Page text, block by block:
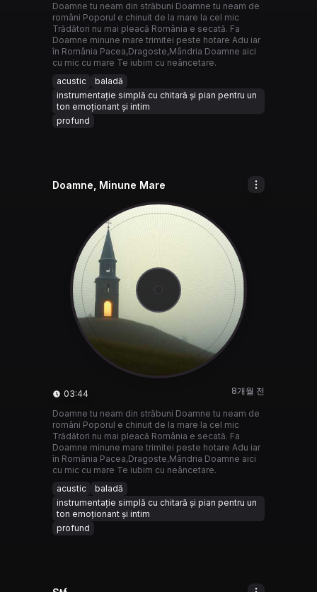
Doamne tu neam din străbuni Doamne tu neam de
români Poporul e chinuit de la mare la cel mic
Trădători nu mai pleacă România e secată. Fa
Doamne minune mare trimitei peste hotare Adu iar
în România Pacea,Dragoste,Mândria Doamne aici
cu mic cu mare Te iubim cu neâncetare.
acustic
baladă
instrumentație simplă cu chitară și pian pentru un
ton emoționant și intim
profund
Doamne, Minune Mare
03:44 8개월 전
Doamne tu neam din străbuni Doamne tu neam de
români Poporul e chinuit de la mare la cel mic
Trădători nu mai pleacă România e secată. Fa
Doamne minune mare trimitei peste hotare Adu iar
în România Pacea,Dragoste,Mândria Doamne aici
cu mic cu mare Te iubim cu neâncetare.
acustic
baladă
instrumentație simplă cu chitară și pian pentru un
ton emoționant și intim
profund